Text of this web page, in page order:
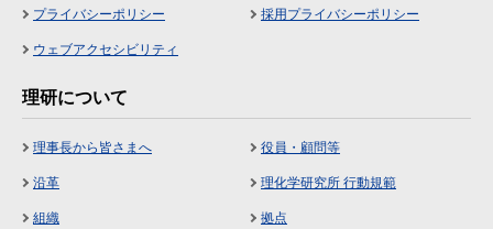
プライバシーポリシー 採用プライバシーポリシー
ウェブアクセシビリティ
理研について
理事長から皆さまへ 役員・顧問等
沿革 理化学研究所 行動規範
組織 拠点